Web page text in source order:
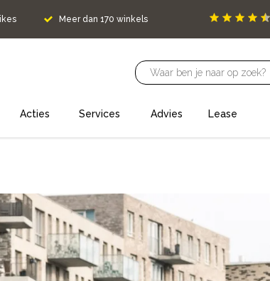
Meer dan 170 winkels
Acties Services Advies Lease